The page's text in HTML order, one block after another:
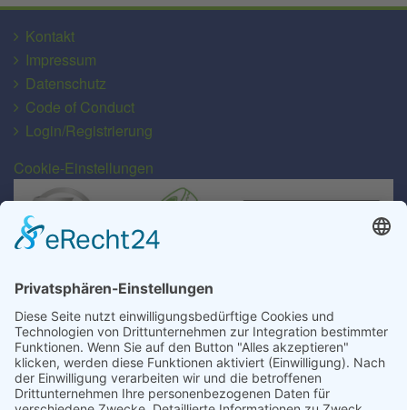
Kontakt
Impressum
Datenschutz
Code of Conduct
Login/Registrierung
Cookie-Einstellungen
Transport für alle Abfall- und Schüttgutarten
EU-Lizenz-Nr.: D/Sn-063-ZWL
MRH Mülsen GmbH
Gewerbegebiet Gartenstraße 49/50
D-08132 Mülsen/OT St. Jacob